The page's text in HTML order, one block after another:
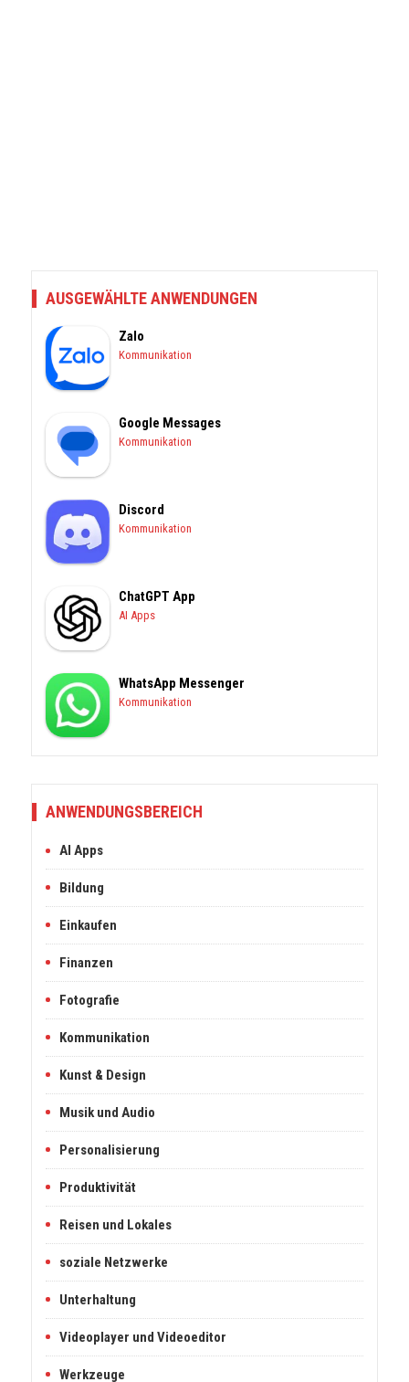
AUSGEWÄHLTE ANWENDUNGEN
Zalo
Kommunikation
Google Messages
Kommunikation
Discord
Kommunikation
ChatGPT App
AI Apps
WhatsApp Messenger
Kommunikation
ANWENDUNGSBEREICH
AI Apps
Bildung
Einkaufen
Finanzen
Fotografie
Kommunikation
Kunst & Design
Musik und Audio
Personalisierung
Produktivität
Reisen und Lokales
soziale Netzwerke
Unterhaltung
Videoplayer und Videoeditor
Werkzeuge